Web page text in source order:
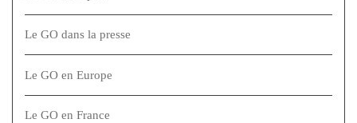
Le GO dans la presse
Le GO en Europe
Le GO en France